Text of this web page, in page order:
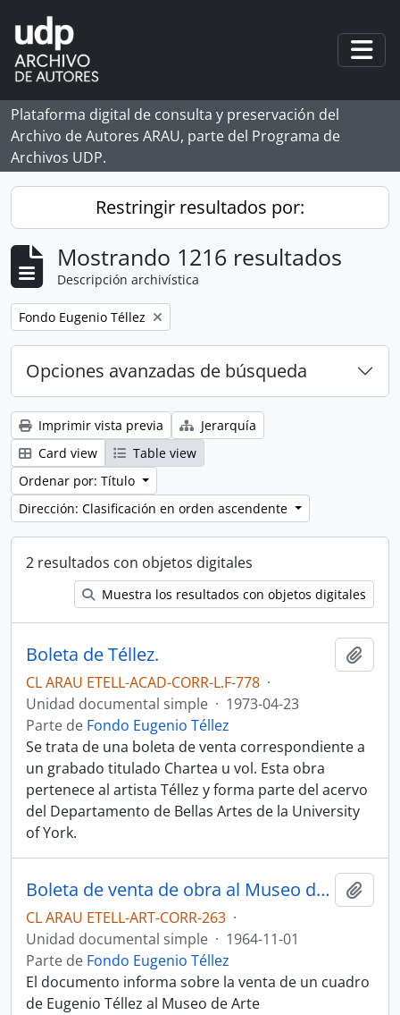
Skip to main content
Plataforma digital de consulta y preservación del
Archivo de Autores ARAU, parte del Programa de
Archivos UDP.
Restringir resultados por:
Mostrando 1216 resultados
Descripción archivística
Remove filter:
Fondo Eugenio Téllez
Opciones avanzadas de búsqueda
Imprimir vista previa
Jerarquía
Card view
Table view
Ordenar por: Título
Dirección: Clasificación en orden ascendente
2 resultados con objetos digitales
Muestra los resultados con objetos digitales
Boleta de Téllez.
CL ARAU ETELL-ACAD-CORR-L.F-778 ·
Unidad documental simple · 1973-04-23
Parte de Fondo Eugenio Téllez
Se trata de una boleta de venta correspondiente a
un grabado titulado Chartea u vol. Esta obra
pertenece al artista Téllez y forma parte del acervo
del Departamento de Bellas Artes de la University
of York.
Boleta de venta de obra al Museo de Arte Contemporáneo.
CL ARAU ETELL-ART-CORR-263 ·
Unidad documental simple · 1964-11-01
Parte de Fondo Eugenio Téllez
El documento informa sobre la venta de un cuadro
de Eugenio Téllez al Museo de Arte